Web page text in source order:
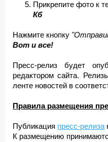
Прикрепите фото к
Кб
Нажмите кнопку
Вот и все!
Пресс-релиз будет
редактором сайта.
ленте новостей в
Правила размещения
Публикация пресс-релиза
К размещению